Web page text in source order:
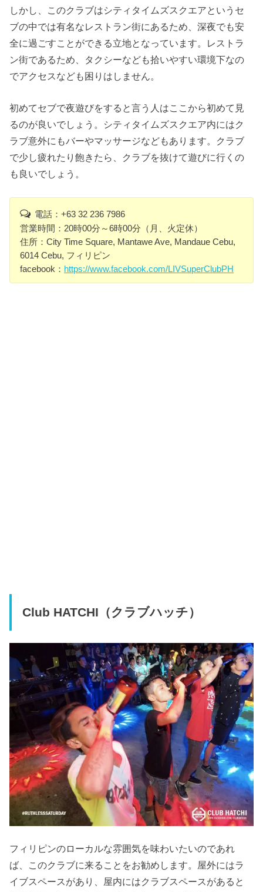
しかし、このクラブはシティタイムズスクエアというセ
ブの中では有名なレストラン街にあるため、深夜でも安
全に過ごすことができる立地となっています。レストラ
ン街であるため、タクシーなども拾いやすい環境下なの
でアクセスなども困りはしません。
初めてセブで夜遊びをすると言う人はここから初めて見
るのが良いでしょう。シティタイムズスクエア内にはク
ラブ意外にもバーやマッサージなどもあります。クラブ
で少し疲れたり飽きたら、クラブを抜けて遊びに行くの
も良いでしょう。
電話：+63 32 236 7986
営業時間：20時00分～6時00分（月、火定休）
住所：City Time Square, Mantawe Ave, Mandaue Cebu,
6014 Cebu, フィリピン
facebook： https://www.facebook.com/LIVSuperClubPH
Club HATCHI（クラブハッチ）
フィリピンのローカルな雰囲気を味わいたいのであれ
ば、このクラブに来ることをお勧めします。屋外にはラ
イブスペースがあり、屋内にはクラブスペースがあると